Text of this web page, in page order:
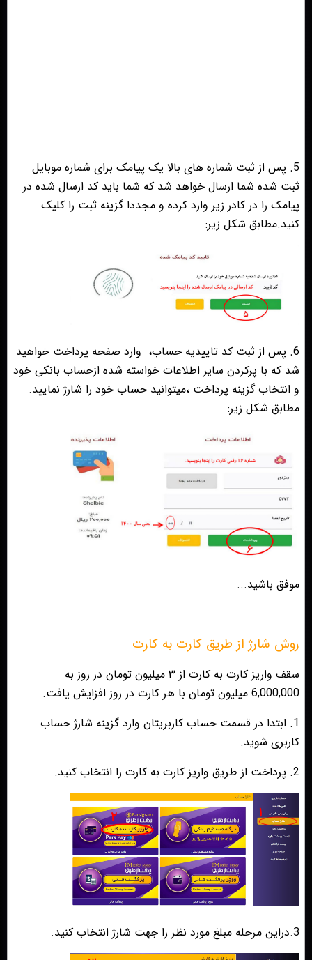
5. پس از ثبت شماره های بالا یک پیامک برای شماره موبایل
ثبت شده شما ارسال خواهد شد که شما باید کد ارسال شده در
پیامک را در کادر زیر وارد کرده و مجددا گزینه ثبت را کلیک
کنید.مطابق شکل زیر:
6. پس از ثبت کد تاییدیه حساب،
وارد صفحه پرداخت خواهید
شد که با پرکردن سایر اطلاعات خواسته شده ازحساب بانکی خود
و انتخاب گزینه پرداخت ،میتوانید حساب خود را شارژ نمایید.
مطابق شکل زیر:
موفق باشید...
روش شارژ از طریق کارت به کارت
سقف واریز کارت به کارت از ۳ میلیون تومان در روز به
6,000,000 میلیون تومان با هر کارت در روز افزایش یافت.
1. ابتدا در قسمت حساب کاربریتان وارد گزینه شارژ حساب
کاربری شوید.
2. پرداخت از طریق واریز کارت به کارت را انتخاب کنید.
3.دراین مرحله مبلغ مورد نظر را جهت شارژ انتخاب کنید.